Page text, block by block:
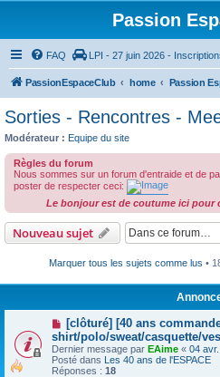
Passion
FAQ LPI - 27 juin 2026 -
PassionEspaceClub home
Sorties - Rencontres -
Modérateur : Equipe du site
Règles du forum
Nous sommes sur un forum d'entraide et de
poster de respecter ceci:
Le bonjour est de coutume ici pour
Nouveau sujet
Marquer tous les sujets comme lus •
[clôturé] [40 ans
shirt/polo/sweat/casquette/
Dernier message par EAime « 04
Posté dans Les 40 ans de l'ESPACE
Réponses : 18